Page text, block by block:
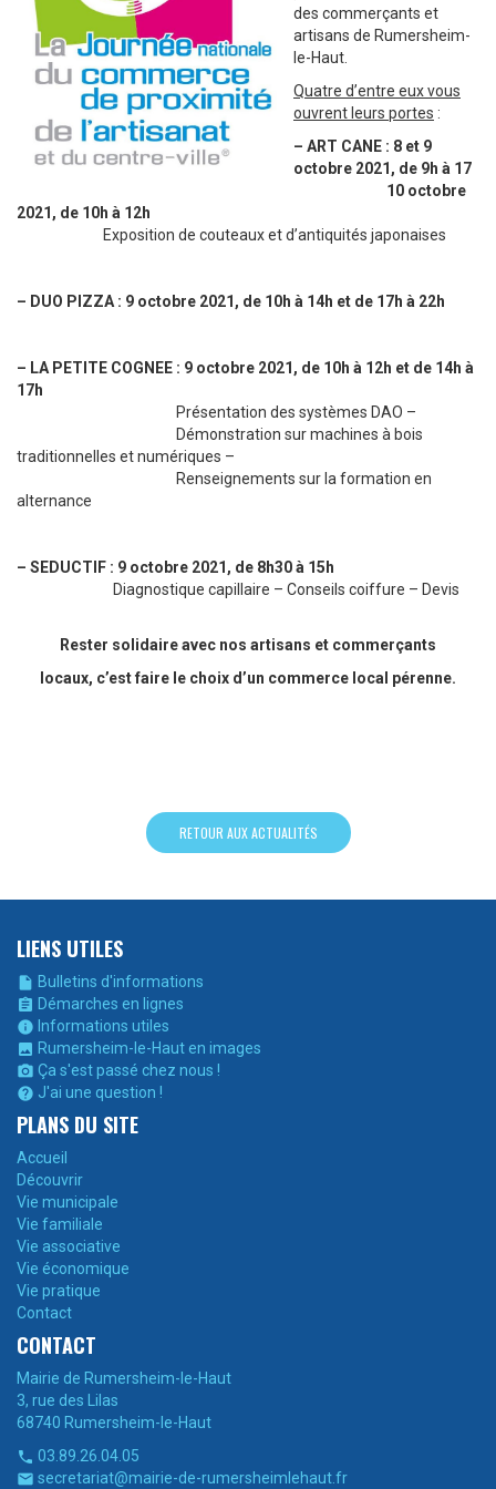
des commerçants et
artisans de Rumersheim-
le-Haut.
Quatre d’entre eux vous
ouvrent leurs portes :
– ART CANE : 8 et 9
octobre 2021, de 9h à 17
10 octobre
2021, de 10h à 12h
Exposition de couteaux et d’antiquités japonaises
– DUO PIZZA : 9 octobre 2021, de 10h à 14h et de 17h à 22h
– LA PETITE COGNEE : 9 octobre 2021, de 10h à 12h et de 14h à
17h
Présentation des systèmes DAO –
Démonstration sur machines à bois
traditionnelles et numériques –
Renseignements sur la formation en
alternance
– SEDUCTIF : 9 octobre 2021, de 8h30 à 15h
Diagnostique capillaire – Conseils coiffure – Devis
Rester solidaire avec nos artisans et commerçants
locaux, c’est faire le choix d’un commerce local pérenne.
RETOUR AUX ACTUALITÉS
LIENS UTILES
 Bulletins d'informations
 Démarches en lignes
 Informations utiles
 Rumersheim-le-Haut en images
 Ça s'est passé chez nous !
 J'ai une question !
PLANS DU SITE
Accueil
Découvrir
Vie municipale
Vie familiale
Vie associative
Vie économique
Vie pratique
Contact
CONTACT
Mairie de Rumersheim-le-Haut
3, rue des Lilas
68740 Rumersheim-le-Haut
 03.89.26.04.05
 secretariat@mairie-de-rumersheimlehaut.fr